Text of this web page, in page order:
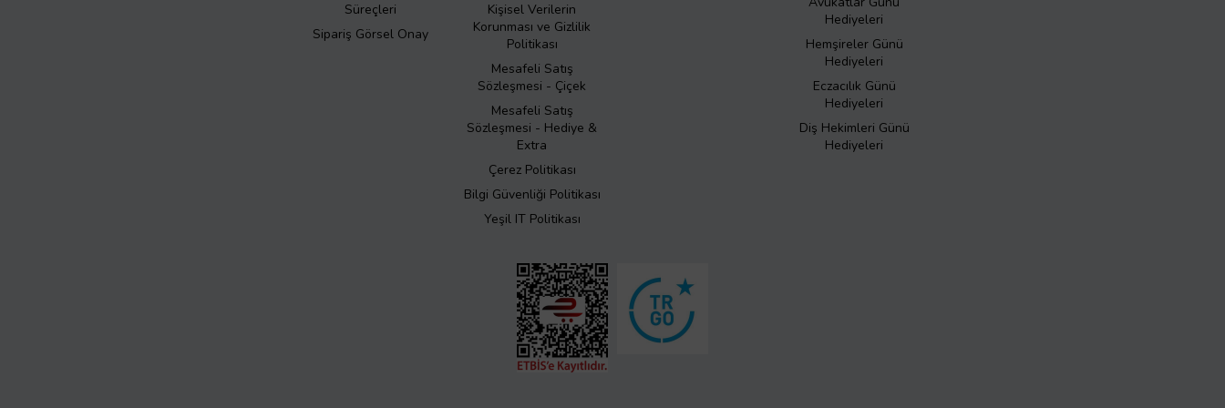
Süreçleri
Sipariş Görsel Onay
Kişisel Verilerin
Korunması ve Gizlilik
Politikası
Mesafeli Satış
Sözleşmesi - Çiçek
Mesafeli Satış
Sözleşmesi - Hediye &
Extra
Çerez Politikası
Bilgi Güvenliği Politikası
Yeşil IT Politikası
Hediyeleri
Hemşireler Günü
Hediyeleri
Eczacılık Günü
Hediyeleri
Diş Hekimleri Günü
Hediyeleri